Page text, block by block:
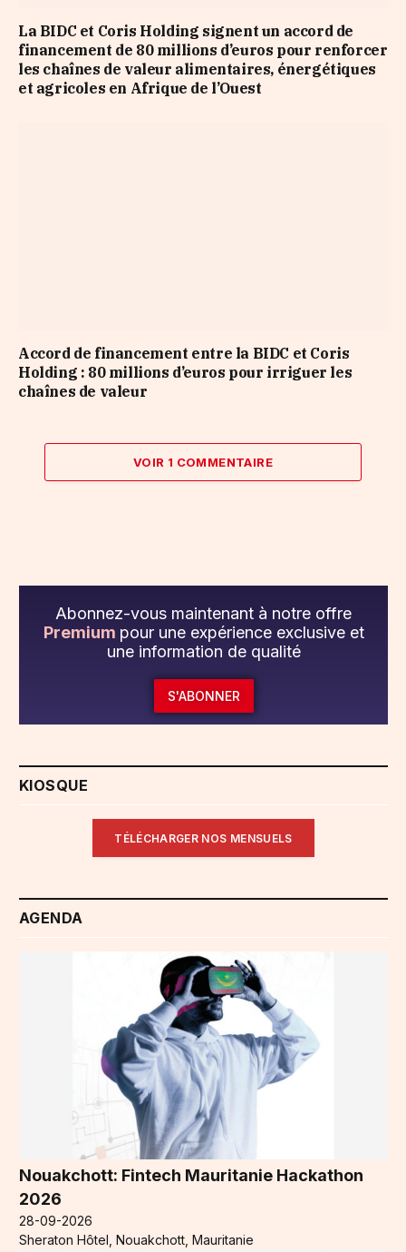
La BIDC et Coris Holding signent un accord de
financement de 80 millions d’euros pour renforcer
les chaînes de valeur alimentaires, énergétiques
et agricoles en Afrique de l’Ouest
Accord de financement entre la BIDC et Coris
Holding : 80 millions d’euros pour irriguer les
chaînes de valeur
VOIR 1 COMMENTAIRE
Abonnez-vous maintenant à notre offre
Premium pour une expérience exclusive et
une information de qualité
S'ABONNER
KIOSQUE
TÉLÉCHARGER NOS MENSUELS
AGENDA
Nouakchott: Fintech Mauritanie Hackathon
2026
28-09-2026
Sheraton Hôtel, Nouakchott, Mauritanie